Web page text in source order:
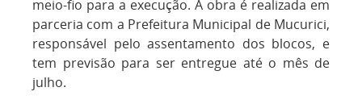
meio-fio para a execução. A obra é realizada em
parceria com a Prefeitura Municipal de Mucurici,
responsável pelo assentamento dos blocos, e
tem previsão para ser entregue até o mês de
julho.